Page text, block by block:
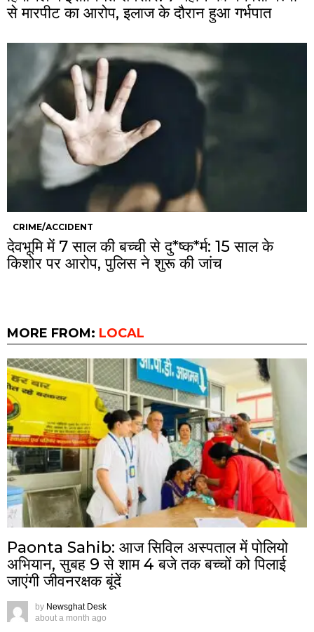
से मारपीट का आरोप, इलाज के दौरान हुआ गर्भपात
CRIME/ACCIDENT
देवभूमि में 7 साल की बच्ची से दु*ष्क*र्म: 15 साल के
किशोर पर आरोप, पुलिस ने शुरू की जांच
MORE FROM: LOCAL
Paonta Sahib: आज सिविल अस्पताल में पोलियो
अभियान, सुबह 9 से शाम 4 बजे तक बच्चों को पिलाई
जाएंगी जीवनरक्षक बूंदें
by Newsghat Desk
about a month ago